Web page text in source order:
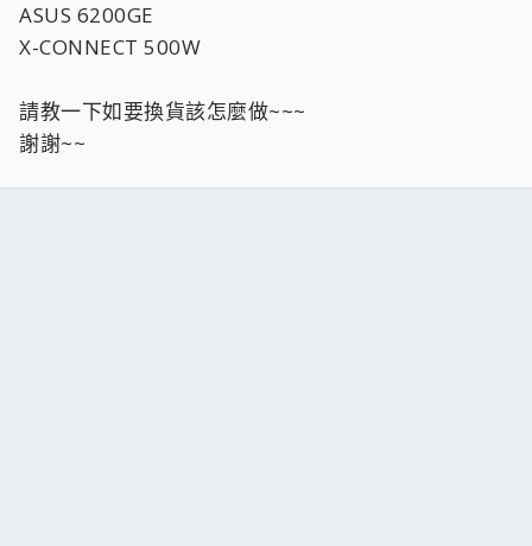
ASUS 6200GE
X-CONNECT 500W
請教一下如要換貨該怎麼做~~~
謝謝~~